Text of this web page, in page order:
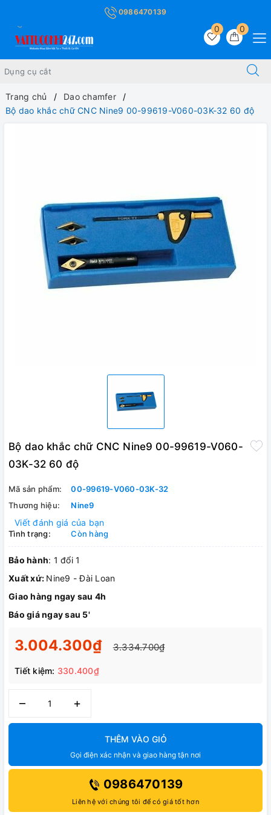
0986470139
0
0
Trang chủ
Dao chamfer
Bộ dao khắc chữ CNC Nine9 00-99619-V060-03K-32 60 độ
Bộ dao khắc chữ CNC Nine9 00-99619-V060-
03K-32 60 độ
Mã sản phẩm:
00-99619-V060-03K-32
Thương hiệu:
Nine9
Viết đánh giá của bạn
Tình trạng: Còn hàng
Bảo hành: 1 đổi 1
Xuất xứ: Nine9 - Đài Loan
Giao hàng ngay sau 4h
Báo giá ngay sau 5'
3.004.300₫ 3.334.700₫
Tiết kiệm: 330.400₫
– +
THÊM VÀO GIỎ
Gọi điện xác nhận và giao hàng tận nơi
0986470139
Liên hệ với chúng tôi để có giá tốt hơn